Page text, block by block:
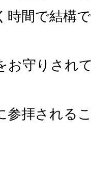
時間で結構
お守りされ
参拝される